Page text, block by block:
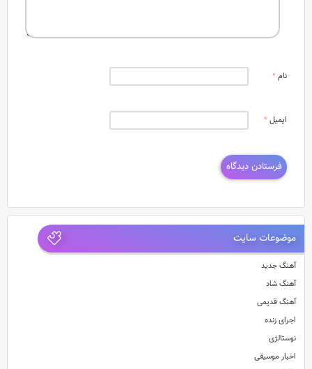
نام*
ایمیل*
موضوعات سایت
آهنگ جدید
آهنگ شاد
آهنگ قدیمی
اجرای زنده
نوستالژی
اخبار موسیقی